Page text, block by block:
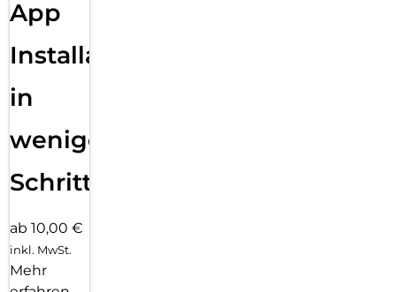
App
Installation
in
wenigen
Schritten
ab 10,00 €
inkl. MwSt.
Mehr